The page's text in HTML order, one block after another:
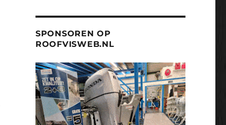
SPONSOREN OP
ROOFVISWEB.NL